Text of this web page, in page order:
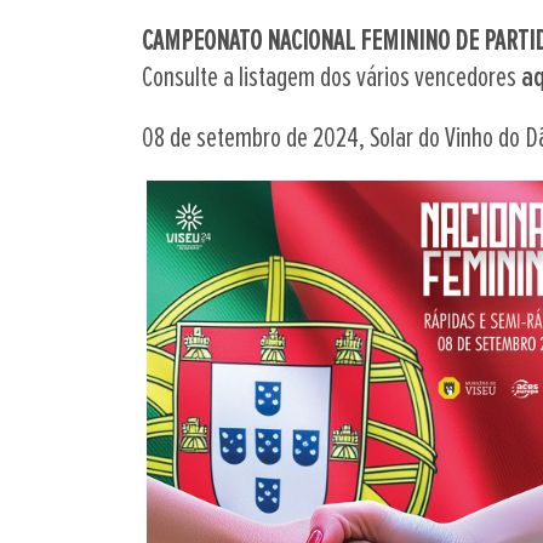
CAMPEONATO NACIONAL FEMININO DE
Consulte a listagem dos vários vencedores
08 de setembro de 2024, Solar do Vinho do